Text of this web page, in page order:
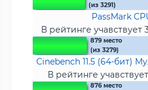
(из 3291)
PassMark
В рейтинге учавствует
879 место
(из 3279)
Cinebench 11.5 (64-бит)
В рейтинге
876 место